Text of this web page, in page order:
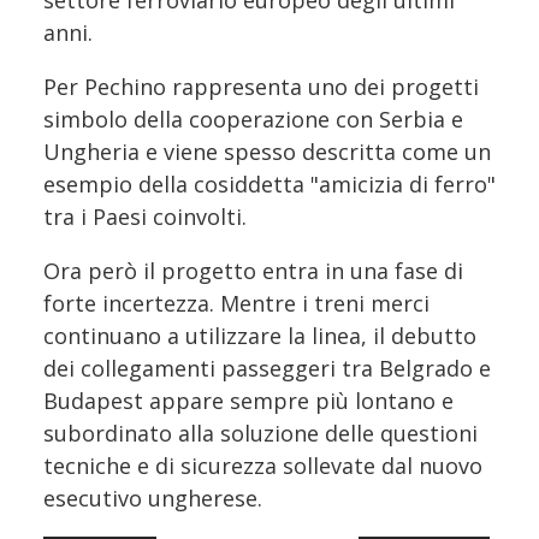
anni.
Per Pechino rappresenta uno dei progetti
simbolo della cooperazione con Serbia e
Ungheria e viene spesso descritta come un
esempio della cosiddetta "amicizia di ferro"
tra i Paesi coinvolti.
Ora però il progetto entra in una fase di
forte incertezza. Mentre i treni merci
continuano a utilizzare la linea, il debutto
dei collegamenti passeggeri tra Belgrado e
Budapest appare sempre più lontano e
subordinato alla soluzione delle questioni
tecniche e di sicurezza sollevate dal nuovo
esecutivo ungherese.